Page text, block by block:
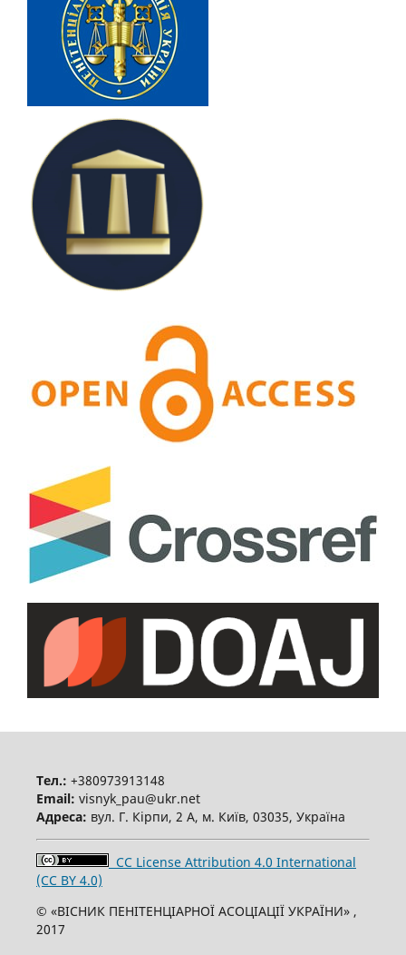
Тел.: +380973913148
Email: visnyk_pau@ukr.net
Адреса: вул. Г. Кірпи, 2 А, м. Київ, 03035, Україна
CC License Attribution 4.0 International
(CC BY 4.0)
© «ВІСНИК ПЕНІТЕНЦІАРНОЇ АСОЦІАЦІЇ УКРАЇНИ» ,
2017